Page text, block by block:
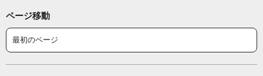
ページ移動
最初のページ